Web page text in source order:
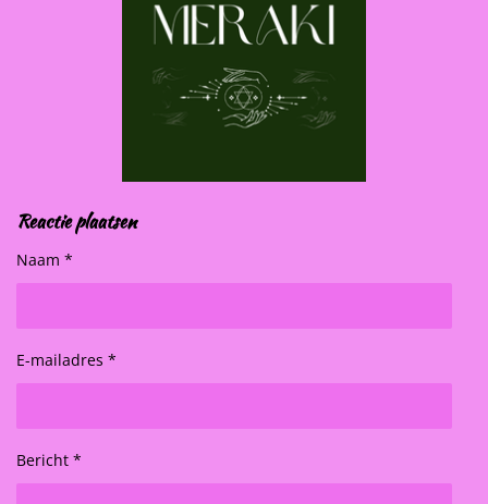
Reactie plaatsen
Naam *
E-mailadres *
Bericht *